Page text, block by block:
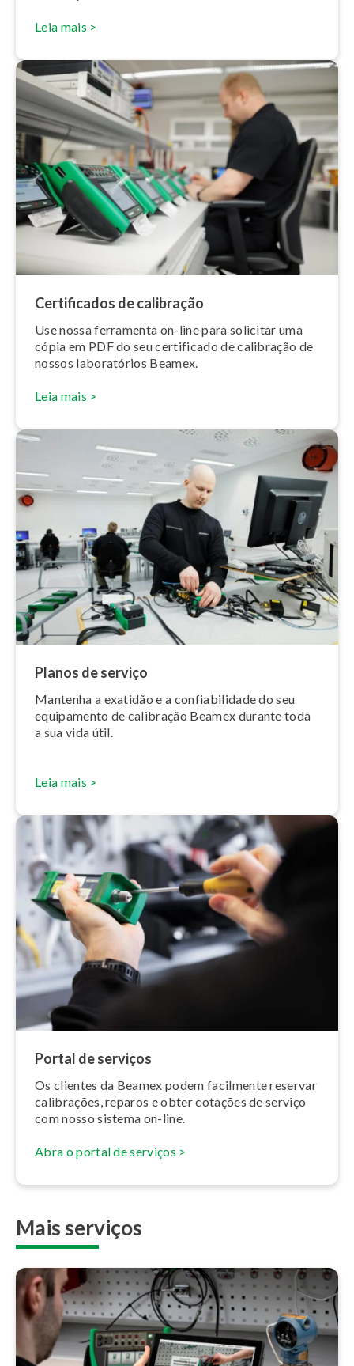
Leia mais >
Cer­ti­fi­ca­dos de calibração
Use nossa ferramenta on-line para solicitar uma
cópia em PDF do seu certificado de calibração de
nossos la­bo­ra­tó­rios Beamex.
Leia mais >
Planos de serviço
Mantenha a exatidão e a con­fi­a­bi­li­dade do seu
equipamento de calibração Beamex durante toda
a sua vida útil.
Leia mais >
Portal de serviços
Os clientes da Beamex podem facilmente reservar
calibrações, reparos e obter cotações de serviço
com nosso sistema on-line.
Abra o portal de serviços >
Mais serviços